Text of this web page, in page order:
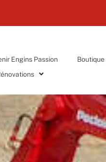
Engins Passion Boutique